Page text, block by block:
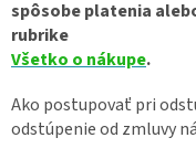
spôsobe platenia
rubrike
Všetko o nákupe.
Ako postupovať pri
odstúpenie od zmluvy